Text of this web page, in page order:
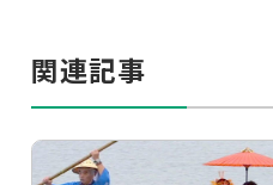
関連記事